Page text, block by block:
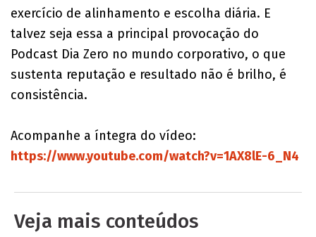
exercício de alinhamento e escolha diária. E
talvez seja essa a principal provocação do
Podcast Dia Zero no mundo corporativo, o que
sustenta reputação e resultado não é brilho, é
consistência.
Acompanhe a íntegra do vídeo:
https://www.youtube.com/watch?v=1AX8lE-6_N4
Veja mais conteúdos